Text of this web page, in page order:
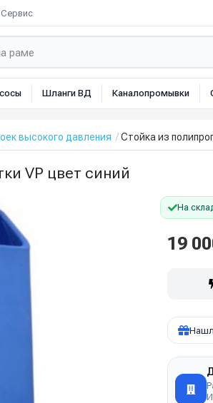
Сервис
Шланги ВД Каналопромывки
высокого давления Стойка из
VP цвет синий
На
19